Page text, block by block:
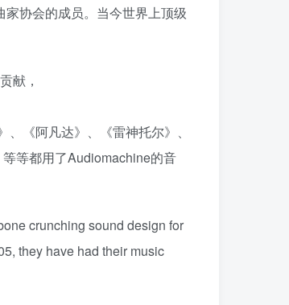
协会的成员。当今世界上顶级
献，
《阿凡达》、《雷神托尔》、
等都用了Audiomachine的音
crunching sound design for
they have had their music